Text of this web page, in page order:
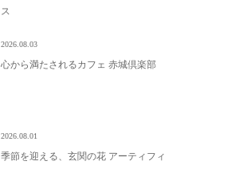
ス
2026.08.03
心から満たされるカフェ 赤城倶楽部
2026.08.01
季節を迎える、玄関の花 アーティフィ